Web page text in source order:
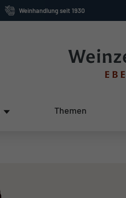
Weinhandlung seit 1930
Themen